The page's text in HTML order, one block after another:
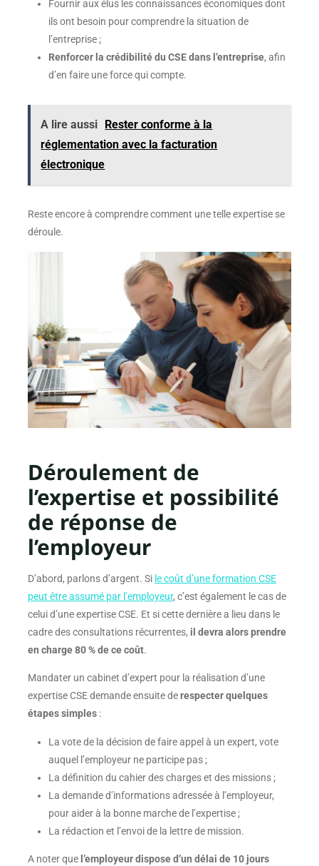
Fournir aux élus les connaissances économiques dont
ils ont besoin pour comprendre la situation de
l’entreprise ;
Renforcer la crédibilité du CSE dans l’entreprise, afin
d’en faire une force qui compte.
A lire aussi
Rester conforme à la
réglementation avec la facturation
électronique
Reste encore à comprendre comment une telle expertise se
déroule.
Déroulement de
l’expertise et possibilité
de réponse de
l’employeur
D’abord, parlons d’argent. Si le coût d’une formation CSE
peut être assumé par l’employeur, c’est également le cas de
celui d’une expertise CSE. Et si cette dernière a lieu dans le
cadre des consultations récurrentes, il devra alors prendre
en charge 80 % de ce coût.
Mandater un cabinet d’expert pour la réalisation d’une
expertise CSE demande ensuite derespecter quelques
étapes simples:
La vote de la décision de faire appel à un expert, vote
auquel l’employeur ne participe pas ;
La définition du cahier des charges et des missions ;
La demande d’informations adressée à l’employeur,
pour aider à la bonne marche de l’expertise ;
La rédaction et l’envoi de la lettre de mission.
A noter que l’employeur dispose d’un délai de 10 jours